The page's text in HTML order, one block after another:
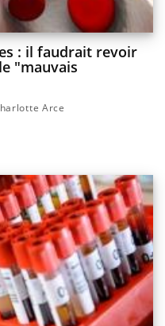
: il faudrait revoir
"mauvais
Arce